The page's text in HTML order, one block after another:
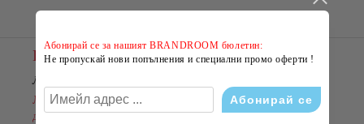
Новини
ЛЯТНО НАМАЛЕНИЕ В BRANDROOM
Лятото е сезонът на новите емоции, свежите визии и
добрите оферти. Именно затова BRANDROOM
Абонирай се за нашият BRANDROOM бюлетин:
Не пропускай нови попълнения и специални промо оферти !